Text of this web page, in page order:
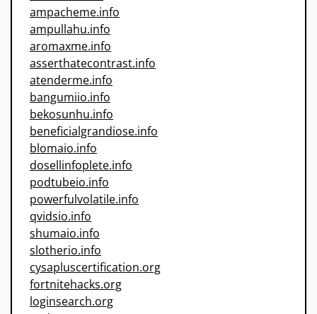
ampacheme.info
ampullahu.info
aromaxme.info
asserthatecontrast.info
atenderme.info
bangumiio.info
bekosunhu.info
beneficialgrandiose.info
blomaio.info
dosellinfoplete.info
podtubeio.info
powerfulvolatile.info
qvidsio.info
shumaio.info
slotherio.info
cysapluscertification.org
fortnitehacks.org
loginsearch.org